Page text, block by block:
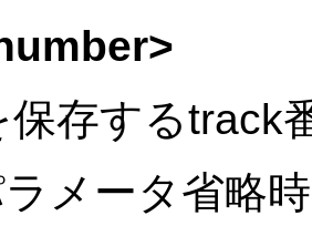
保存するtrack
メータ省略